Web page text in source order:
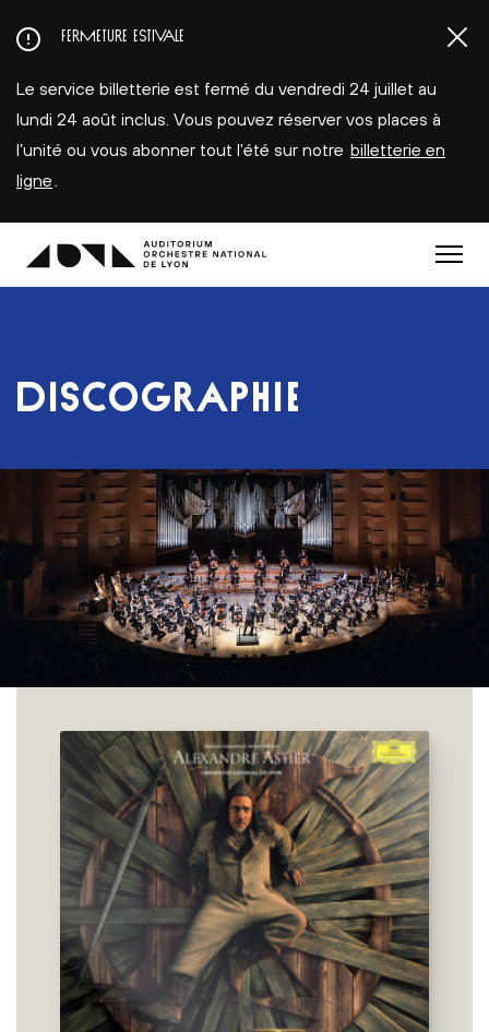
au
principal
FERMETURE ESTIVALE
Le service billetterie est fermé du vendredi 24 juillet au
lundi 24 août inclus. Vous pouvez réserver vos places à
l’unité ou vous abonner tout l'été sur notre billetterie en
ligne
Menu
DISCOGRAPHIE